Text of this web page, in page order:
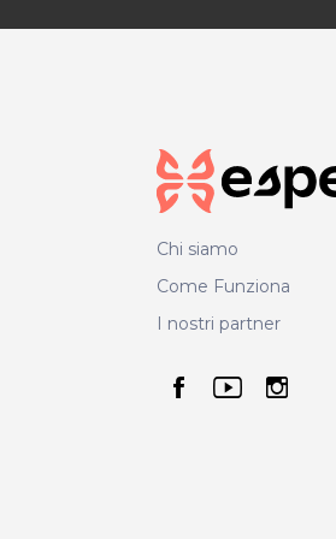
Chi siamo
Come Funziona
I nostri partner
seguici su